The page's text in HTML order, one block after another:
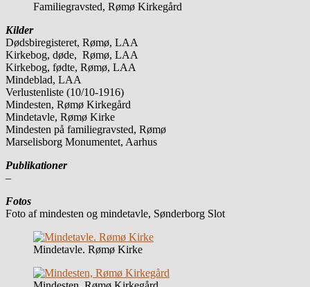
Familiegravsted, Rømø Kirkegård
Kilder
Dødsbiregisteret, Rømø, LAA
Kirkebog, døde, Rømø, LAA
Kirkebog, fødte, Rømø, LAA
Mindeblad, LAA
Verlustenliste (10/10-1916)
Mindesten, Rømø Kirkegård
Mindetavle, Rømø Kirke
Mindesten på familiegravsted, Rømø
Marselisborg Monumentet, Aarhus
Publikationer
–
Fotos
Foto af mindesten og mindetavle, Sønderborg Slot
Mindetavle. Rømø Kirke